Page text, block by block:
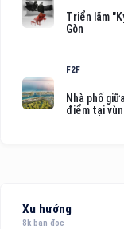
Triển lãm
Gòn
F2F
Nhà phố
điểm tại
Xu hướng
8k bạn đọc